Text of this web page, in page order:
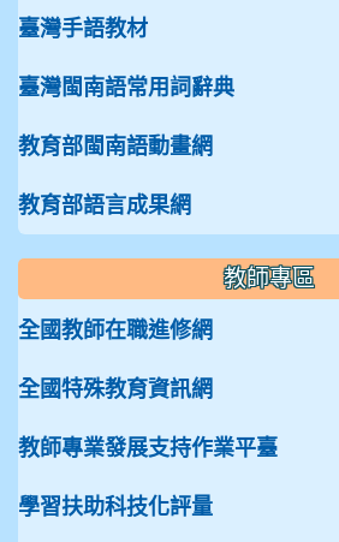
臺灣手語教材
臺灣閩南語常用詞辭典
教育部閩南語動畫網
教育部語言成果網
教師專區
全國教師在職進修網
全國特殊教育資訊網
教師專業發展支持作業平臺
學習扶助科技化評量